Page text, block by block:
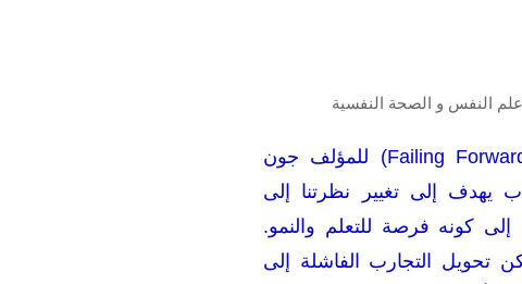
النفس و الصحة النفسية
كتاب "الفشل البنّاء" (Failing Forward) للمؤلف جون
إلى تغيير نظرتنا إلى
كونه فرصة للتعلم والنمو.
تحويل التجارب الفاشلة إلى